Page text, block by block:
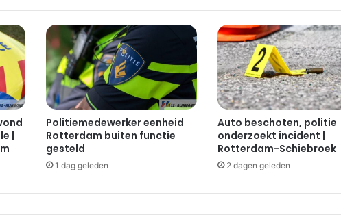
|
Politiemedewerker eenheid
Rotterdam buiten functie
gesteld
1 dag geleden
Auto beschoten, politie
onderzoekt incident |
Rotterdam-Schiebroek
2 dagen geleden